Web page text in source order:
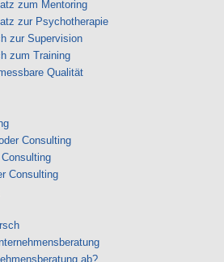
zum Mentoring
zur Psychotherapie
zur Supervision
zum Training
Qualität
Consulting
Consulting
ab?